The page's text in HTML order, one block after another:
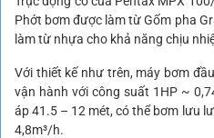
Phớt bơm được làm từ Gốm pha
làm từ nhựa cho khả năng chịu
Với thiết kế như trên, máy bơm
vận hành với công suất 1HP ~
áp 41.5 – 12 mét, có thể bơm lưu
4,8m³/h.